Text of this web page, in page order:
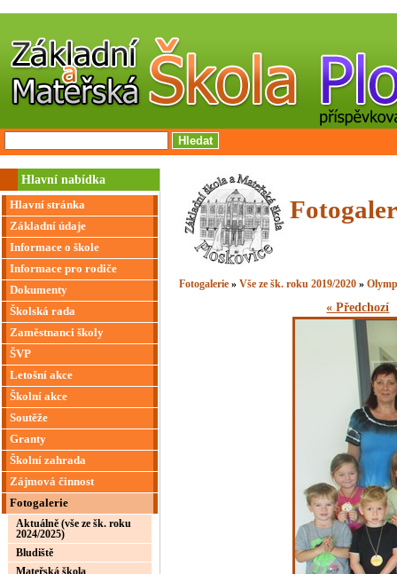
Hlavní nabídka
Hlavní stránka
Základní údaje
Informace o škole
Informace pro rodiče
Dokumenty
Školská rada
Zaměstnanci školy
ŠVP
Letošní akce
Školní akce
Soutěže
Granty
Školní zahrada
Zájmová činnost
Fotogalerie
Aktuálně (vše ze šk. roku
2024/2025)
Bludiště
Mateřská škola
Fotogalerie »Vše ze šk. roku 2019/2020 »
« Předchozí